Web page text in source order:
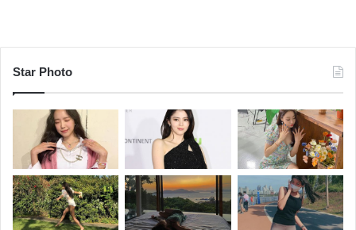
Star Photo